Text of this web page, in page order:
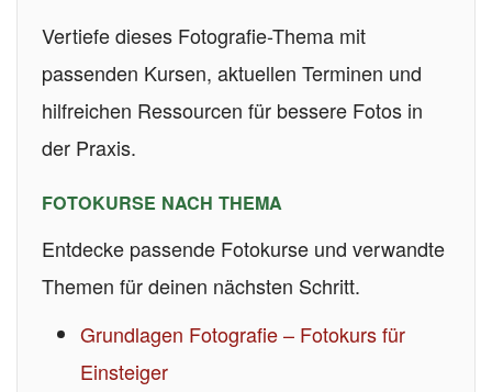
Vertiefe dieses Fotografie-Thema mit
passenden Kursen, aktuellen Terminen und
hilfreichen Ressourcen für bessere Fotos in
der Praxis.
FOTOKURSE NACH THEMA
Entdecke passende Fotokurse und verwandte
Themen für deinen nächsten Schritt.
Grundlagen Fotografie – Fotokurs für
Einsteiger